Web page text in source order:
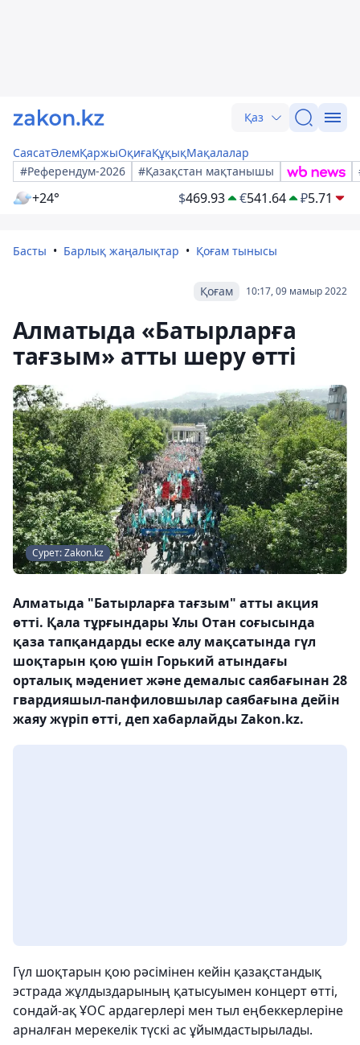
Қаз
СаясатӘлемҚаржыОқиғаҚұқықМақалалар
#Референдум-2026
#Қазақстан мақтанышы
+24° $469.93 €541.64 ₽5.71
Басты Барлық жаңалықтар Қоғам тынысы
10:17, 09 мамыр 2022
Қоғам
Алматыда «Батырларға
тағзым» атты шеру өтті
Сурет: Zakon.kz
Алматыда "Батырларға тағзым" атты акция
өтті. Қала тұрғындары Ұлы Отан соғысында
қаза тапқандарды еске алу мақсатында гүл
шоқтарын қою үшін Горький атындағы
орталық мәдениет және демалыс саябағынан 28
гвардияшыл-панфиловшылар саябағына дейін
жаяу жүріп өтті, деп хабарлайды Zakon.kz.
Гүл шоқтарын қою рәсімінен кейін қазақстандық
эстрада жұлдыздарының қатысуымен концерт өтті,
сондай-ақ ҰОС ардагерлері мен тыл еңбеккерлеріне
арналған мерекелік түскі ас ұйымдастырылады.